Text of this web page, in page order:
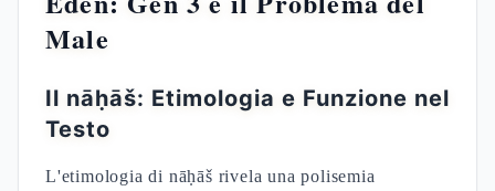
Male
Il nāḥāš: Etimologia e Funzione nel
Testo
L'etimologia di nāḥāš rivela una polisemia